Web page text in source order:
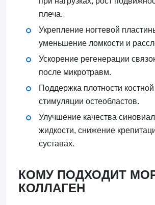
плеча.
Укрепление ногтевой
уменьшение ломкости и
Ускорение регенерации
после микротравм.
Поддержка плотности костной
стимуляции остеобластов.
Улучшение качества
жидкости, снижение
суставах.
КОМУ ПОДХОДИТ
КОЛЛАГЕН